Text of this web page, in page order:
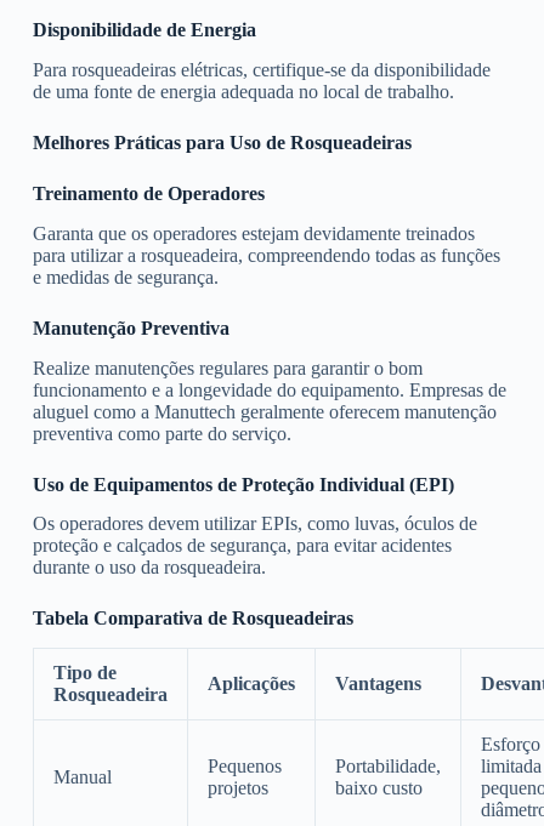
Disponibilidade de Energia
Para rosqueadeiras elétricas, certifique-se da disponibilidade
de uma fonte de energia adequada no local de trabalho.
Melhores Práticas para Uso de Rosqueadeiras
Treinamento de Operadores
Garanta que os operadores estejam devidamente treinados
para utilizar a rosqueadeira, compreendendo todas as funções
e medidas de segurança.
Manutenção Preventiva
Realize manutenções regulares para garantir o bom
funcionamento e a longevidade do equipamento. Empresas de
aluguel como a Manuttech geralmente oferecem manutenção
preventiva como parte do serviço.
Uso de Equipamentos de Proteção Individual (EPI)
Os operadores devem utilizar EPIs, como luvas, óculos de
proteção e calçados de segurança, para evitar acidentes
durante o uso da rosqueadeira.
Tabela Comparativa de Rosqueadeiras
Tipo de
Rosqueadeira
Aplicações Vantagens
Manual
Pequenos
projetos
Portabilidade,
baixo custo
limitada